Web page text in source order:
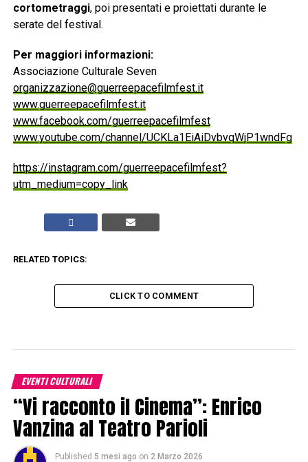
cortometraggi, poi presentati e proiettati durante le
serate del festival.
Per maggiori informazioni:
Associazione Culturale Seven
organizzazione@guerreepacefilmfest.it
www.guerreepacefilmfest.it
www.facebook.com/guerreepacefilmfest
www.youtube.com/channel/UCKLa1EiAiDvbvqWjP1wndFg
https://instagram.com/guerreepacefilmfest?
utm_medium=copy_link
RELATED TOPICS:
CLICK TO COMMENT
EVENTI CULTURALI
“Vi racconto il Cinema”: Enrico
Vanzina al Teatro Parioli
Published 5 mesi ago on 2 Marzo 2026